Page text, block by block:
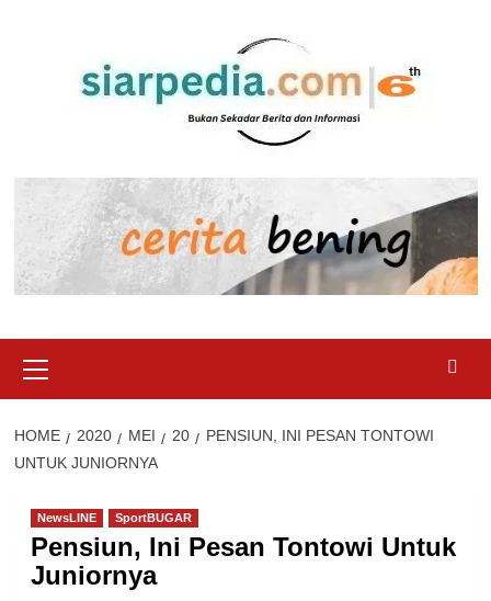
Menu
HOME 2020 MEI 20
PENSIUN, INI PESAN TONTOWI
UNTUK JUNIORNYA
NewsLINE SportBUGAR
Pensiun, Ini Pesan Tontowi Untuk
Juniornya